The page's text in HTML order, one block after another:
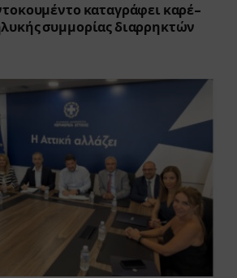
καταγράφει καρέ-
συμμορίας διαρρηκτών